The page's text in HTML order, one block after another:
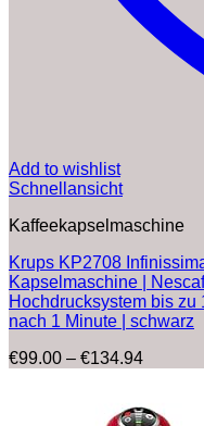
Add to wishlist
Schnellansicht
Kaffeekapselmaschine
Krups KP2708
Kapselmaschine |
Hochdrucksystem bis zu
nach 1 Minute | schwarz
€99.00 – €134.94
€134.94